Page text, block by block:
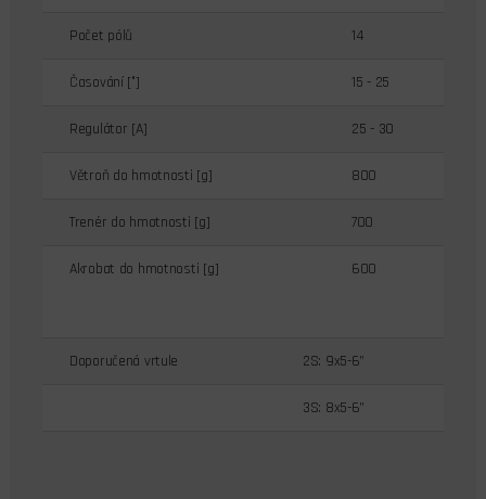
Počet pólů 14
Časování [°] 15 - 25
Regulátor [A] 25 - 30
Větroň do hmotnosti [g] 800
Trenér do hmotnosti [g] 700
Akrobat do hmotnosti [g] 600
Doporučená vrtule 2S: 9x5-6”
3S: 8x5-6”